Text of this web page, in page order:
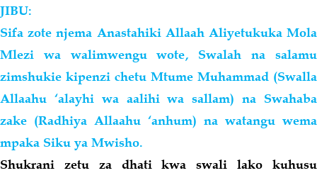
JIBU:
Sifa zote njema Anastahiki Allaah Aliyetukuka Mola
Mlezi wa walimwengu wote, Swalah na salamu
zimshukie kipenzi chetu Mtume Muhammad (Swalla
Allaahu ‘alayhi wa aalihi wa sallam) na Swahaba
zake (Radhiya Allaahu ‘anhum) na watangu wema
mpaka Siku ya Mwisho.
Shukrani zetu za dhati kwa swali lako kuhusu